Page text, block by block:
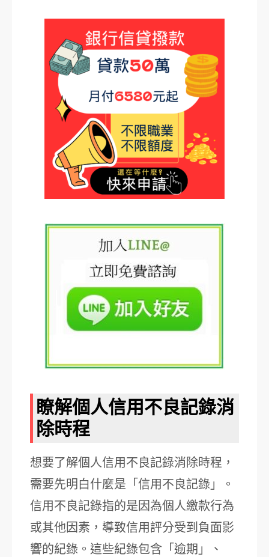
瞭解個人信用不良記錄消
除時程
想要了解個人信用不良記錄消除時程，
需要先明白什麼是「信用不良記錄」。
信用不良記錄指的是因為個人繳款行為
或其他因素，導致信用評分受到負面影
響的紀錄。這些紀錄包含「逾期」、